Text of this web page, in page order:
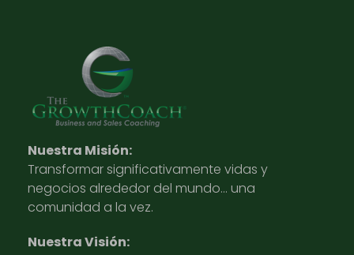
Nuestra Misión:
Transformar significativamente vidas y
negocios alrededor del mundo… una
comunidad a la vez.
Nuestra Visión: